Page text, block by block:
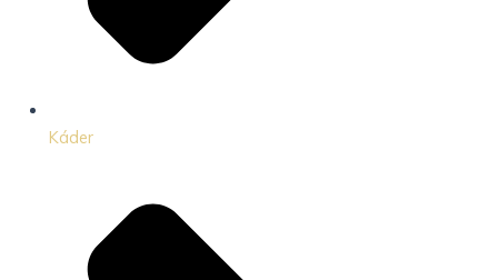
Káder